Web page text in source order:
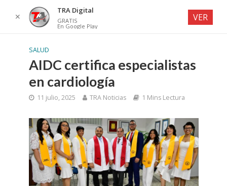
SALUD
AIDC certifica especialistas
en cardiología
11 julio, 2025 TRA Noticias 1 Mins Lectura
✕
TRA Digital
GRATIS
En Google Play
VER